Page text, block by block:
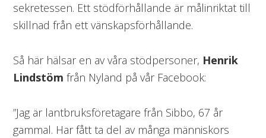
sekretessen. Ett stödförhållande är målinriktat till
skillnad från ett vänskapsförhållande.
Så här hälsar en av våra stödpersoner, Henrik
Lindstömfrån Nyland på vår Facebook:
”Jag är lantbruksföretagare från Sibbo, 67 år
gammal. Har fått ta del av många människors